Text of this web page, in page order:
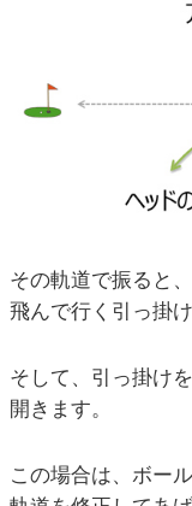
その軌道で振ると
飛んで行く引っ掛
そして、引っ掛け
開きます。
この場合は、ボー